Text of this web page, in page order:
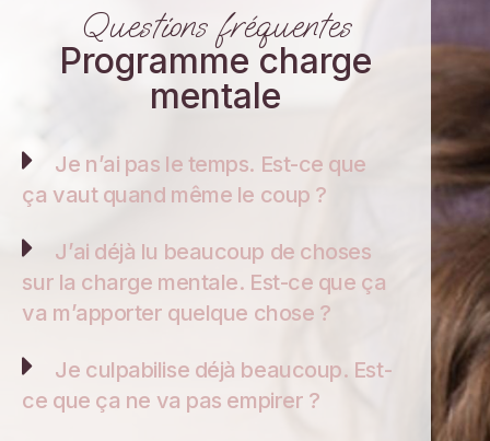
Questions fréquentes
Programme charge
mentale
Je n’ai pas le temps. Est-ce que
ça vaut quand même le coup ?
J’ai déjà lu beaucoup de choses
sur la charge mentale. Est-ce que ça
va m’apporter quelque chose ?
Je culpabilise déjà beaucoup. Est-
ce que ça ne va pas empirer ?